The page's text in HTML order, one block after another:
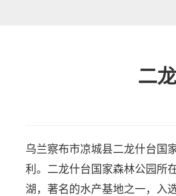
二
乌兰察布市凉城县二龙什台国
利。二龙什台国家森林公园所
湖，著名的水产基地之一，入